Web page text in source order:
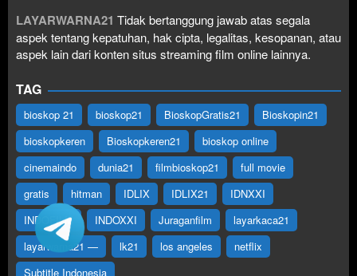
LAYARWARNA21 Tidak bertanggung jawab atas segala
aspek tentang kepatuhan, hak cipta, legalitas, kesopanan, atau
aspek lain dari konten situs streaming film online lainnya.
TAG
bioskop 21 bioskop21 BioskopGratis21
Bioskopin21
bioskopkeren
Bioskopkeren21
bioskop online
cinemaindo
dunia21 filmbioskop21
full movie
gratis
hitman IDLIX IDLIX21
IDNXXI
INDOFILM
INDOXXI Juraganfilm
layarkaca21
layarwarna21 —
lk21 los angeles
netflix
Subtitle Indonesia